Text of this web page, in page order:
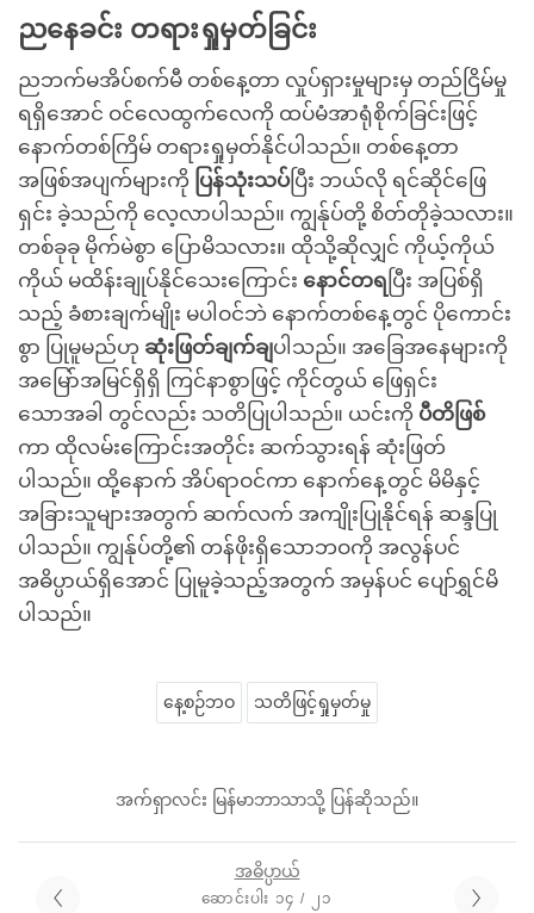
ညနေခင်း တရားရှုမှတ်ခြင်း
ညဘက်မအိပ်စက်မီ တစ်နေ့တာ လှုပ်ရှားမှုများမှ တည်ငြိမ်မှု
ရရှိအောင် ဝင်လေထွက်လေကို ထပ်မံအာရုံစိုက်ခြင်းဖြင့်
နောက်တစ်ကြိမ် တရားရှုမှတ်နိုင်ပါသည်။ တစ်နေ့တာ
အဖြစ်အပျက်များကို ပြန်သုံးသပ်ပြီး ဘယ်လို ရင်ဆိုင်ဖြေ
ရှင်း ခဲ့သည်ကို လေ့လာပါသည်။ ကျွန်ုပ်တို့ စိတ်တိုခဲ့သလား။
တစ်ခုခု မိုက်မဲစွာ ပြောမိသလား။ ထိုသို့ဆိုလျှင် ကိုယ့်ကိုယ်
ကိုယ် မထိန်းချုပ်နိုင်သေးကြောင်း နောင်တရ ပြီး အပြစ်ရှိ
သည့် ခံစားချက်မျိုး မပါဝင်ဘဲ နောက်တစ်နေ့တွင် ပိုကောင်း
စွာ ပြုမူမည်ဟု ဆုံးဖြတ်ချက်ချပါသည်။ အခြေအနေများကို
အမြော်အမြင်ရှိရှိ ကြင်နာစွာဖြင့် ကိုင်တွယ် ဖြေရှင်း
သောအခါ တွင်လည်း သတိပြုပါသည်။ ယင်းကို ပီတိဖြစ်
ကာ ထိုလမ်းကြောင်းအတိုင်း ဆက်သွားရန် ဆုံးဖြတ်
ပါသည်။ ထို့နောက် အိပ်ရာဝင်ကာ နောက်နေ့တွင် မိမိနှင့်
အခြားသူများအတွက် ဆက်လက် အကျိုးပြုနိုင်ရန် ဆန္ဒပြု
ပါသည်။ ကျွန်ုပ်တို့၏ တန်ဖိုးရှိသောဘဝကို အလွန်ပင်
အဓိပ္ပာယ်ရှိအောင် ပြုမူခဲ့သည့်အတွက် အမှန်ပင် ပျော်ရွှင်မိ
ပါသည်။
နေ့စဉ်ဘဝ သတိဖြင့်ရှုမှတ်မှု
အက်ရှာလင်း မြန်မာဘာသာသို့ ပြန်ဆိုသည်။
အဓိပ္ပာယ်
ဆောင်းပါး ၁၄ / ၂၁